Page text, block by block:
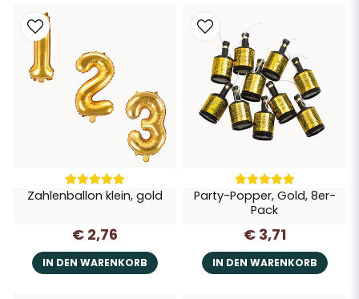
Zahlenballon klein, gold
€ 2,76
IN DEN WARENKORB
Party-Popper, Gold, 8er-
Pack
€ 3,71
IN DEN WARENKORB